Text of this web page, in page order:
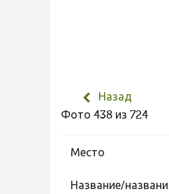
Назад
Фото 438 из 724
Место
Название/